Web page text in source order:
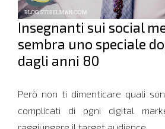
Insegnanti sui social
sembra uno speciale
dagli anni 80
Però non ti dimenticare quali
complicati di ogni digital
raggiungere il target audience.